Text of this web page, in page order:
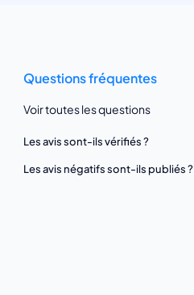
Questions fréquentes
Voir toutes les questions
Les avis sont-ils vérifiés ?
Les avis négatifs sont-ils publiés ?